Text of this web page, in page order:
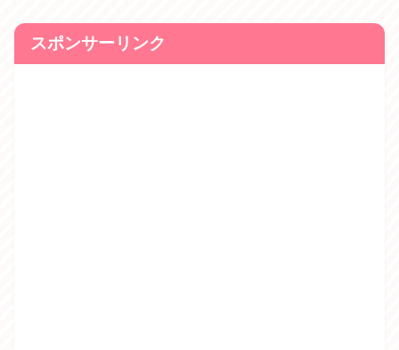
スポンサーリンク